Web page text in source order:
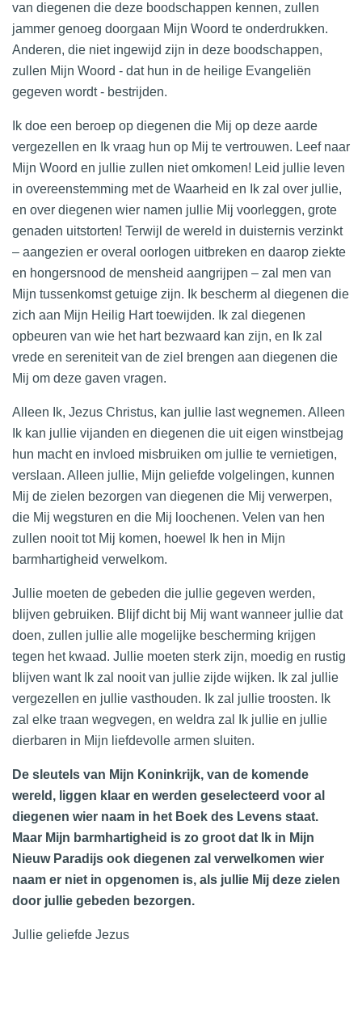
van diegenen die deze boodschappen kennen, zullen
jammer genoeg doorgaan Mijn Woord te onderdrukken.
Anderen, die niet ingewijd zijn in deze boodschappen,
zullen Mijn Woord - dat hun in de heilige Evangeliën
gegeven wordt - bestrijden.
Ik doe een beroep op diegenen die Mij op deze aarde
vergezellen en Ik vraag hun op Mij te vertrouwen. Leef naar
Mijn Woord en jullie zullen niet omkomen! Leid jullie leven
in overeenstemming met de Waarheid en Ik zal over jullie,
en over diegenen wier namen jullie Mij voorleggen, grote
genaden uitstorten! Terwijl de wereld in duisternis verzinkt
– aangezien er overal oorlogen uitbreken en daarop ziekte
en hongersnood de mensheid aangrijpen – zal men van
Mijn tussenkomst getuige zijn. Ik bescherm al diegenen die
zich aan Mijn Heilig Hart toewijden. Ik zal diegenen
opbeuren van wie het hart bezwaard kan zijn, en Ik zal
vrede en sereniteit van de ziel brengen aan diegenen die
Mij om deze gaven vragen.
Alleen Ik, Jezus Christus, kan jullie last wegnemen. Alleen
Ik kan jullie vijanden en diegenen die uit eigen winstbejag
hun macht en invloed misbruiken om jullie te vernietigen,
verslaan. Alleen jullie, Mijn geliefde volgelingen, kunnen
Mij de zielen bezorgen van diegenen die Mij verwerpen,
die Mij wegsturen en die Mij loochenen. Velen van hen
zullen nooit tot Mij komen, hoewel Ik hen in Mijn
barmhartigheid verwelkom.
Jullie moeten de gebeden die jullie gegeven werden,
blijven gebruiken. Blijf dicht bij Mij want wanneer jullie dat
doen, zullen jullie alle mogelijke bescherming krijgen
tegen het kwaad. Jullie moeten sterk zijn, moedig en rustig
blijven want Ik zal nooit van jullie zijde wijken. Ik zal jullie
vergezellen en jullie vasthouden. Ik zal jullie troosten. Ik
zal elke traan wegvegen, en weldra zal Ik jullie en jullie
dierbaren in Mijn liefdevolle armen sluiten.
De sleutels van Mijn Koninkrijk, van de komende
wereld, liggen klaar en werden geselecteerd voor al
diegenen wier naam in het Boek des Levens staat.
Maar Mijn barmhartigheid is zo groot dat Ik in Mijn
Nieuw Paradijs ook diegenen zal verwelkomen wier
naam er niet in opgenomen is, als jullie Mij deze zielen
door jullie gebeden bezorgen.
Jullie geliefde Jezus